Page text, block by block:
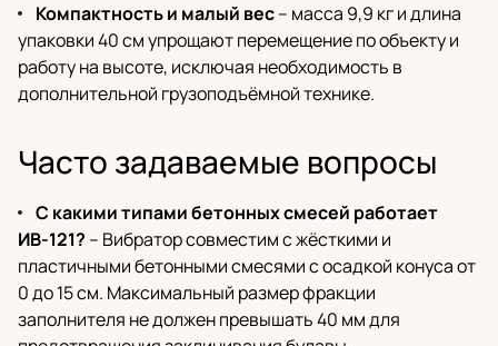
Компактность и малый вес– масса 9,9 кг и длина
упаковки 40 см упрощают перемещение по объекту и
работу на высоте, исключая необходимость в
дополнительной грузоподъёмной технике.
Часто задаваемые вопросы
С какими типами бетонных смесей работает
ИВ-121? – Вибратор совместим с жёсткими и
пластичными бетонными смесями с осадкой конуса от
0 до 15 см. Максимальный размер фракции
заполнителя не должен превышать 40 мм для